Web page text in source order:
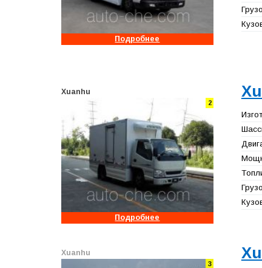
Подробнее
Xuanhu
2
Подробнее
Xuanhu
3